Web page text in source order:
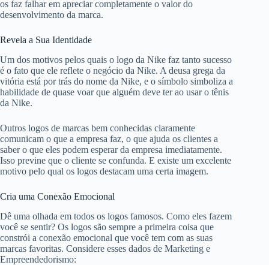
os faz falhar em apreciar completamente o valor do
desenvolvimento da marca.
Revela a Sua Identidade
Um dos motivos pelos quais o logo da Nike faz tanto sucesso
é o fato que ele reflete o negócio da Nike. A deusa grega da
vitória está por trás do nome da Nike, e o símbolo simboliza a
habilidade de quase voar que alguém deve ter ao usar o tênis
da Nike.
Outros logos de marcas bem conhecidas claramente
comunicam o que a empresa faz, o que ajuda os clientes a
saber o que eles podem esperar da empresa imediatamente.
Isso previne que o cliente se confunda. E existe um excelente
motivo pelo qual os logos destacam uma certa imagem.
Cria uma Conexão Emocional
Dê uma olhada em todos os logos famosos. Como eles fazem
você se sentir? Os logos são sempre a primeira coisa que
constrói a conexão emocional que você tem com as suas
marcas favoritas. Considere esses dados de Marketing e
Empreendedorismo: